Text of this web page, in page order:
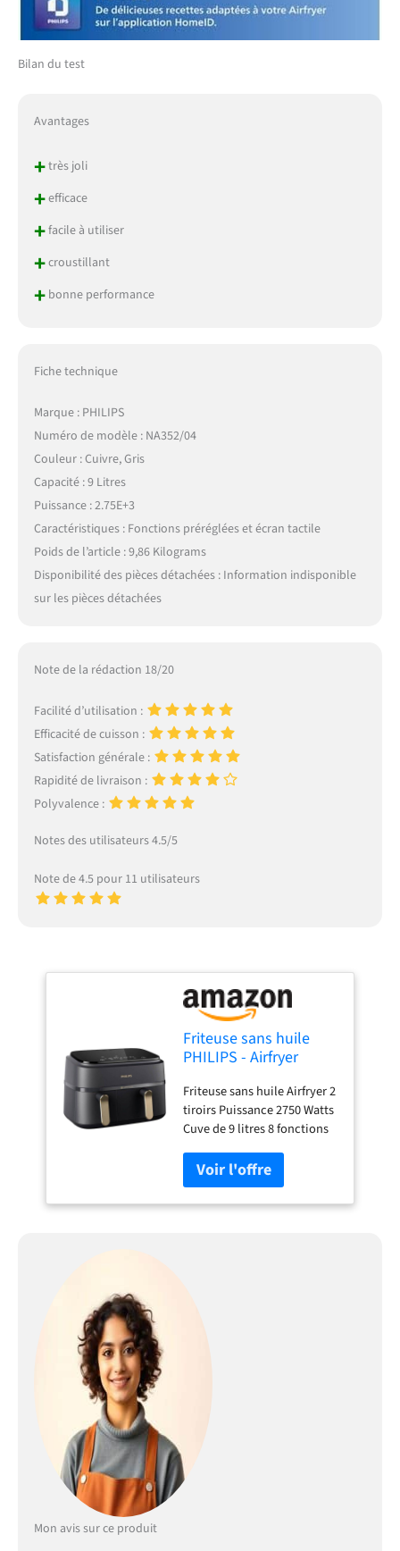
Bilan du test
Avantages
+très joli
+efficace
+facile à utiliser
+croustillant
+bonne performance
Fiche technique
Marque : PHILIPS
Numéro de modèle : NA352/04
Couleur : Cuivre, Gris
Capacité : 9 Litres
Puissance : 2.75E+3
Caractéristiques : Fonctions préréglées et écran tactile
Poids de l’article : 9,86 Kilograms
Disponibilité des pièces détachées : Information indisponible
sur les pièces détachées
Note de la rédaction 18/20
Facilité d’utilisation :
Efficacité de cuisson :
Satisfaction générale :
Rapidité de livraison :
Polyvalence :
Notes des utilisateurs 4.5/5
Note de 4.5 pour 11 utilisateurs
Friteuse sans huile
PHILIPS - Airfryer
cuve 9L - 8
programmes de
cuisson - Accessoires
inclus - 2750W
Friteuse sans huile Airfryer 2
tiroirs Puissance 2750 Watts
Cuve de 9 litres 8 fonctions
préréglées
Mon avis sur ce produit